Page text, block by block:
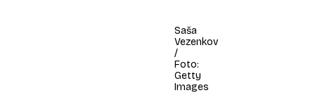
Saša
Vezenkov
/
Foto:
Getty
Images